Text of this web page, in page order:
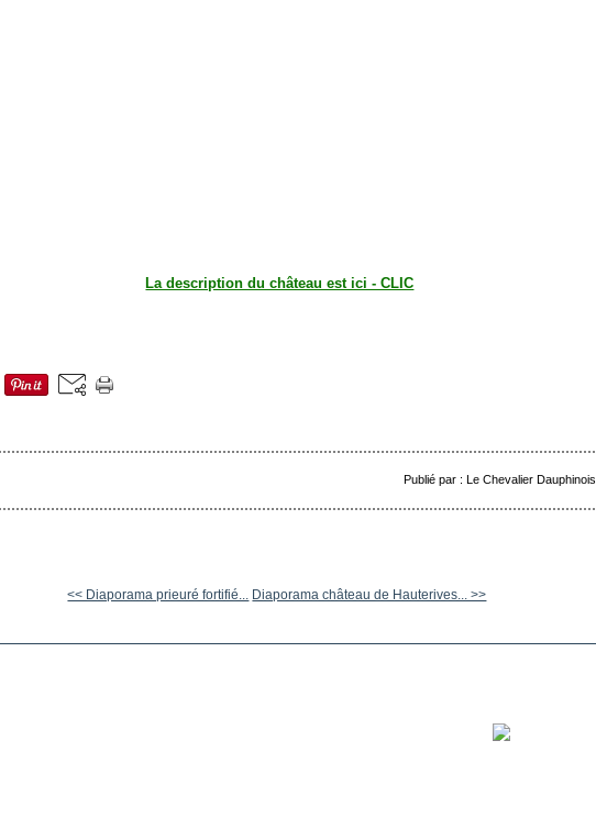
La description du château est ici - CLIC
Publié par : Le Chevalier Dauphinois
<< Diaporama prieuré fortifié... Diaporama château de Hauterives... >>